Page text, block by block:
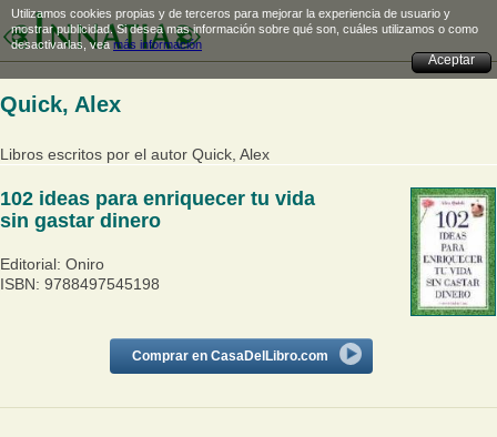
Quick, Alex
Libros escritos por el autor Quick, Alex
102 ideas para enriquecer tu vida
sin gastar dinero
Editorial: Oniro
ISBN: 9788497545198
Comprar en CasaDelLibro.com
Utilizamos cookies propias y de terceros para mejorar la experiencia de usuario y
mostrar publicidad. Si desea mas información sobre qué son, cuáles utilizamos o como
desactivarlas, veamás información
Aceptar